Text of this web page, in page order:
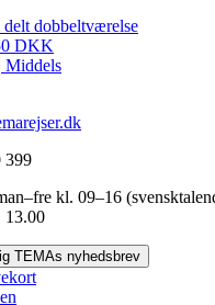
delt dobbeltværelse
DKK
Middels
399
kl. 09–16
13.00
TEMAs nyhedsbrev